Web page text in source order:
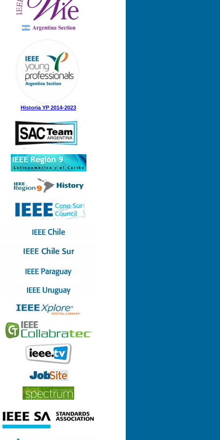
3 (21-08-2024)
2 (12-08-2024)
1 (31-05-2024)
2 (28-09-2023)
1 (07-09-2023)
7 (21-11-2022)
5 (31-08-2022)
3 (13-05-2022)
8 (29-12-2021)
7 (23-12-2021)
5 (06-09-2021)
3 (23-06-2021)
1 (22-04-2021)
9 (21-12-2020)
8 (26-11-2020)
Historia YP 2014-2023